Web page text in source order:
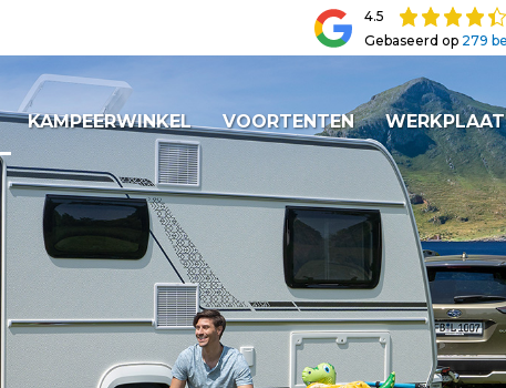
4.5
Gebaseerd op 279
KAMPEERWINKEL VOORTENTEN